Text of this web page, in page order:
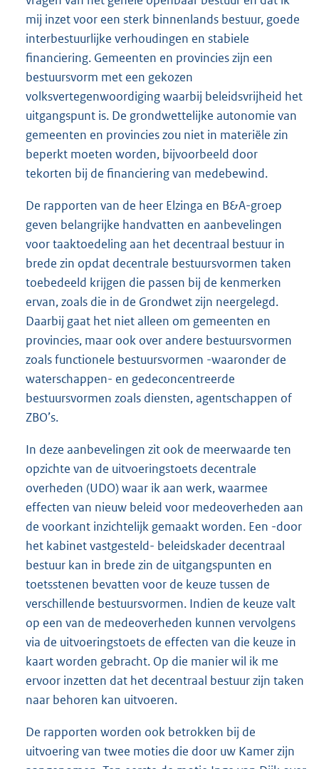
mij inzet voor een sterk binnenlands bestuur, goede
interbestuurlijke verhoudingen en stabiele
financiering. Gemeenten en provincies zijn een
bestuursvorm met een gekozen
volksvertegenwoordiging waarbij beleidsvrijheid het
uitgangspunt is. De grondwettelijke autonomie van
gemeenten en provincies zou niet in materiële zin
beperkt moeten worden, bijvoorbeeld door
tekorten bij de financiering van medebewind.
De rapporten van de heer Elzinga en B&A-groep
geven belangrijke handvatten en aanbevelingen
voor taaktoedeling aan het decentraal bestuur in
brede zin opdat decentrale bestuursvormen taken
toebedeeld krijgen die passen bij de kenmerken
ervan, zoals die in de Grondwet zijn neergelegd.
Daarbij gaat het niet alleen om gemeenten en
provincies, maar ook over andere bestuursvormen
zoals functionele bestuursvormen -waaronder de
waterschappen- en gedeconcentreerde
bestuursvormen zoals diensten, agentschappen of
ZBO’s.
In deze aanbevelingen zit ook de meerwaarde ten
opzichte van de uitvoeringstoets decentrale
overheden (UDO) waar ik aan werk, waarmee
effecten van nieuw beleid voor medeoverheden aan
de voorkant inzichtelijk gemaakt worden. Een -door
het kabinet vastgesteld- beleidskader decentraal
bestuur kan in brede zin de uitgangspunten en
toetsstenen bevatten voor de keuze tussen de
verschillende bestuursvormen. Indien de keuze valt
op een van de medeoverheden kunnen vervolgens
via de uitvoeringstoets de effecten van die keuze in
kaart worden gebracht. Op die manier wil ik me
ervoor inzetten dat het decentraal bestuur zijn taken
naar behoren kan uitvoeren.
De rapporten worden ook betrokken bij de
uitvoering van twee moties die door uw Kamer zijn